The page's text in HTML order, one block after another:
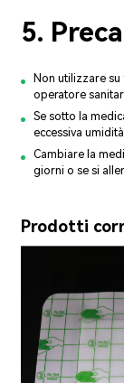
5.
Non utilizzare
operatore
Se sotto la
eccessiva
Cambiare la
giorni o se si
Prodotti